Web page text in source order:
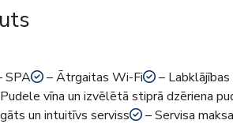
SPA – Ātrgaitas Wi-Fi
–
vīna un izvēlētā stiprā dzēriena
un intuitīvs serviss – Servisa